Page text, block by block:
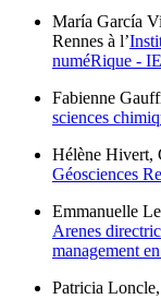
María García
Rennes à l’
numéRique -
Fabienne
sciences
Hélène Hivert,
Géosciences
Emmanuelle
Arenes
management
Patricia